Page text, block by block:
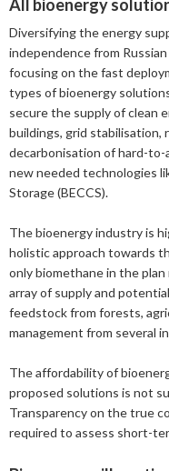
Januari
April
Mars
Februari
Januari
Mars
Februari
Februari
Januari
Maj
April
Mars
Februari
Augusti
Juli
Maj
Mars
Februari
Oktober
September
Augusti
Juni
Maj
Mars
November
September
Mars
December
November
Augusti
Juli
Maj
Mars
Januari
2008
December
2007
December
All bioenergy
Diversifying the energy
independence from
focusing on the fast
types of bioenergy
secure the supply of clean
buildings, grid stabilisation,
decarbonisation of hard-
new needed technologies
Storage (BECCS).
The bioenergy industry is
holistic approach towards
only biomethane in the
array of supply and
feedstock from forests,
management from several
The affordability of
proposed solutions is not
Transparency on the true
required to assess short-